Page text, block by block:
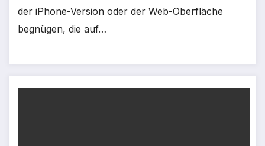
der iPhone-Version oder der Web-Oberfläche
begnügen, die auf…